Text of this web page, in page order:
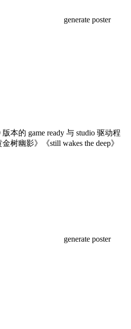
generate poster
本的 game ready 与 studio 驱动程
树幽影》《still wakes the deep》
generate poster